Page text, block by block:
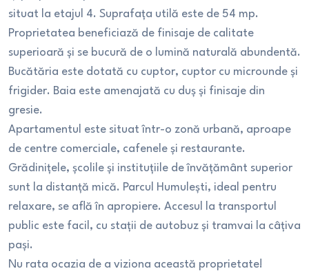
situat la etajul 4. Suprafața utilă este de 54 mp.
Proprietatea beneficiază de finisaje de calitate
superioară și se bucură de o lumină naturală abundentă.
Bucătăria este dotată cu cuptor, cuptor cu microunde și
frigider. Baia este amenajată cu duș și finisaje din
gresie.
Apartamentul este situat într-o zonă urbană, aproape
de centre comerciale, cafenele și restaurante.
Grădinițele, școlile și instituțiile de învățământ superior
sunt la distanță mică. Parcul Humulești, ideal pentru
relaxare, se află în apropiere. Accesul la transportul
public este facil, cu stații de autobuz și tramvai la câțiva
pași.
Nu rata ocazia de a viziona această proprietate!